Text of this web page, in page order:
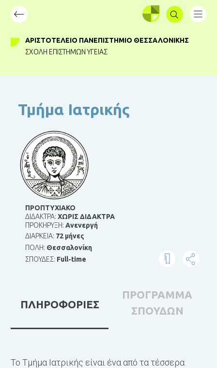
ΣΥΝΔΕΣΗ
ΑΡΙΣΤΟΤΈΛΕΙΟ ΠΑΝΕΠΙΣΤΉΜΙΟ ΘΕΣΣΑΛΟΝΊΚΗΣ
ΣΧΟΛΉ ΕΠΙΣΤΗΜΏΝ ΥΓΕΊΑΣ
Τμήμα Ιατρικής
ΠΡΟΠΤΥΧΙΑΚΟ
ΔΙΔΑΚΤΡΑ:ΧΩΡΙΣ ΔΙΔΑΚΤΡΑ
ΠΡΟΚΗΡΥΞΗ:Ανενεργή
ΔΙΑΡΚΕΙΑ: 72 μήνες
ΠΟΛΗ: Θεσσαλονίκη
ΣΠΟΥΔΕΣ: Full-time
ΠΛΗΡΟΦΟΡΙΕΣ
ΠΡΟΓΡΑΜΜΑ
ΣΠΟΥΔΩΝ
Το Τμήμα Ιατρικής είναι ένα από τα τέσσερα